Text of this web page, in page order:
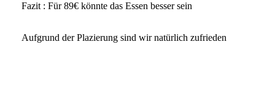
Fazit : Für 89€ könnte das Essen besser sein
Aufgrund der Plazierung sind wir natürlich zufrieden